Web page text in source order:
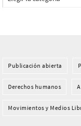
Publicación abierta
Derechos humanos
Movimientos y Medios